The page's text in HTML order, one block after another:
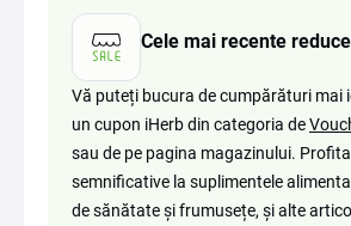
Cele mai recente
Vă puteți bucura de cumpărături mai
un cupon iHerb din categoria de
sau de pe pagina magazinului.
semnificative la suplimentele
de sănătate și frumusețe, și alte